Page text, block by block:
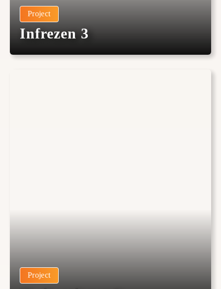
Project
Infrezen 3
Project